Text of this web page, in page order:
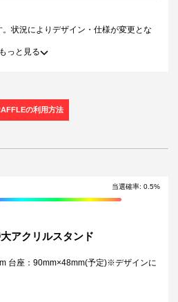
。状況によりデザイン・仕様が変更とな
によってサイズが異なる場合がござい
後にお問合せいただいた景品の不備、未
かねます。
オークション等へ出品する行為、その
画像･ボイス等のデジタルコンテンツ
は禁止しております。
有効となります。当選権利の譲渡、オー
目的での転売は禁止しております。
ン入り景品がご用意ができなくなる場
サイン入り景品に変更させていただく
は別途メールにてご連絡させていただ
ては交換対象外となります。
れた場合、弊社は一切責任を負いませ
もっと見る
の利用方法
当選確率: 0.5%
アクリルスタンド
台座：90mm×48mm(予定)※デザインに